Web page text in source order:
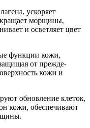
ускоряет
морщины,
и осветляет цвет
функции кожи,
от прежде-
кожи и
обновление клеток,
кожи, обеспечивают